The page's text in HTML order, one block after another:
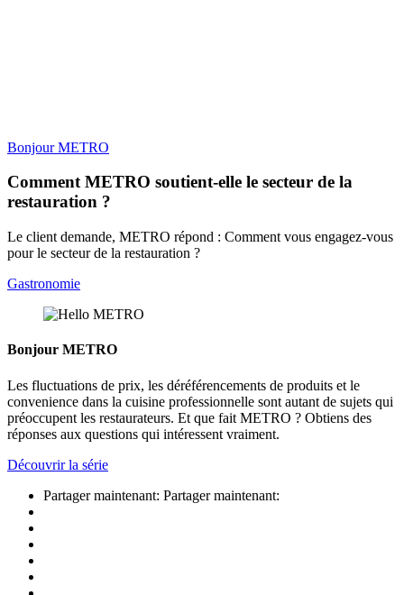
Bonjour METRO
Comment METRO soutient-elle le secteur de la
restauration ?
Le client demande, METRO répond : Comment vous engagez-vous
pour le secteur de la restauration ?
Gastronomie
Bonjour METRO
Les fluctuations de prix, les déréférencements de produits et le
convenience dans la cuisine professionnelle sont autant de sujets qui
préoccupent les restaurateurs. Et que fait METRO ? Obtiens des
réponses aux questions qui intéressent vraiment.
Découvrir la série
Partager maintenant: Partager maintenant: